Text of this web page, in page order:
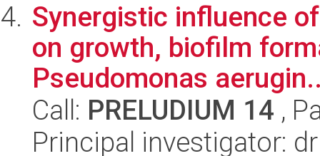
Synergistic influence
on growth, biofilm
Pseudomonas
Call: PRELUDIUM 14 ,
Principal investigator: